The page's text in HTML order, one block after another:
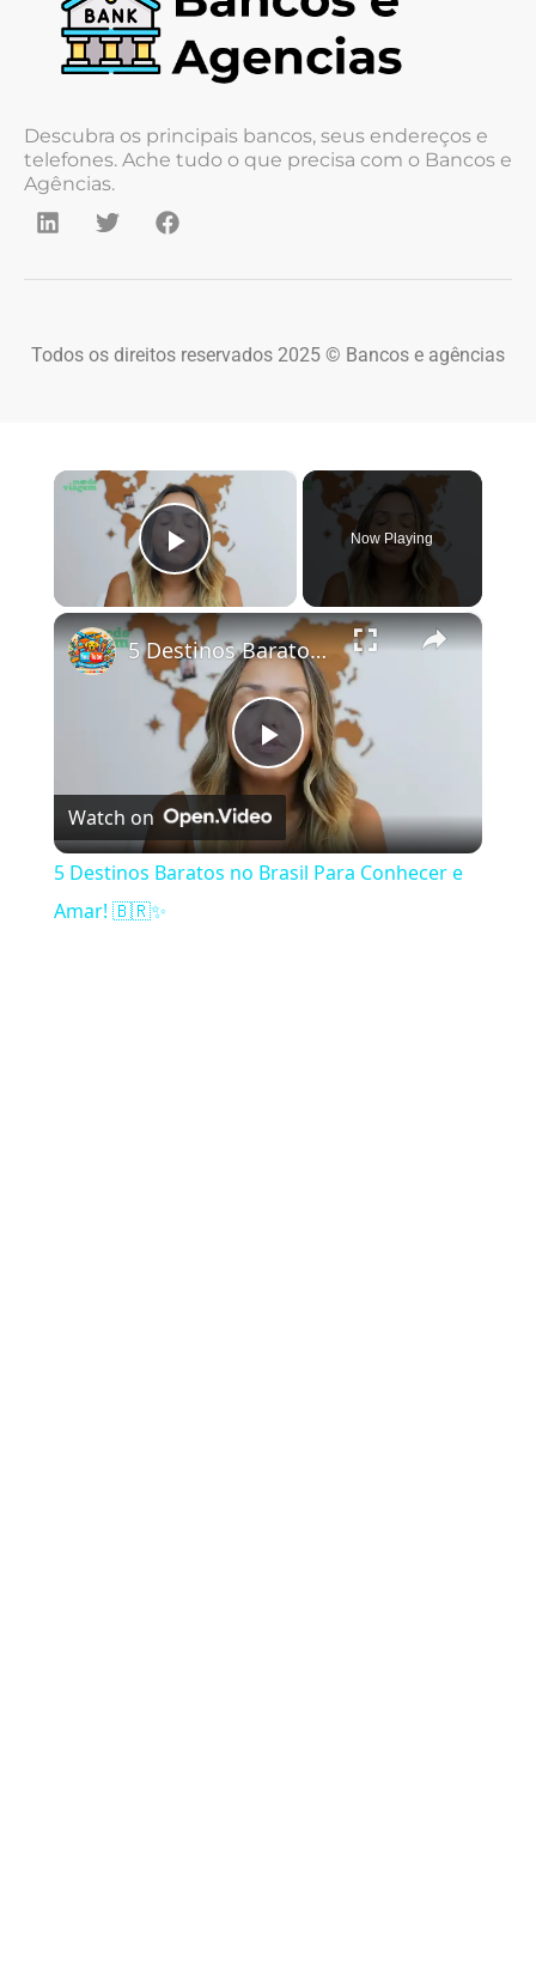
Descubra os principais bancos, seus endereços e
telefones. Ache tudo o que precisa com o Bancos e
Agências.
Todos os direitos reservados 2025 © Bancos e agências
×
Play Video
Now Playing
×
Play Video
5 Destinos Baratos no Brasil Para Conhecer e Amar! 🇧🇷✨
Watch on
5 Destinos Baratos no Brasil Para Conhecer e
Amar! 🇧🇷✨